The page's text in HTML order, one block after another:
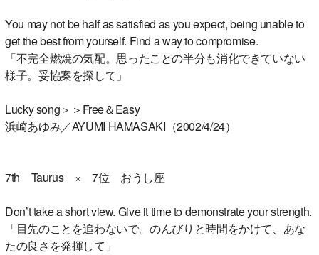
You may not be half as satisfied as you expect, being unable to
get the best from yourself. Find a way to compromise.
「不完全燃焼の気配。思ったことの半分も消化できていない
様子。妥協案を探して」
Lucky song＞＞Free＆Easy
浜崎あゆみ／AYUMI HAMASAKI（2002/4/24）
7th Taurus × 7位 おうし座
Don’t take a short view. Give it time to demonstrate your strength.
「目先のことを追わないで。のんびりと時間をかけて、あな
たの良さを発揮して」